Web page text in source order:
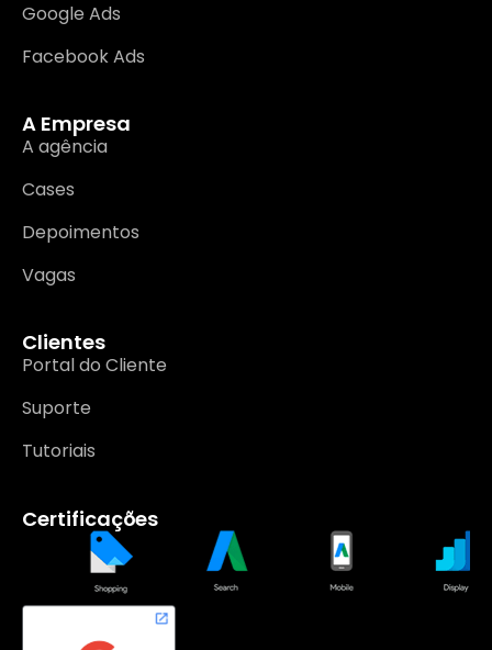
Google Ads
Facebook Ads
A Empresa
A agência
Cases
Depoimentos
Vagas
Clientes
Portal do Cliente
Suporte
Tutoriais
Certificações